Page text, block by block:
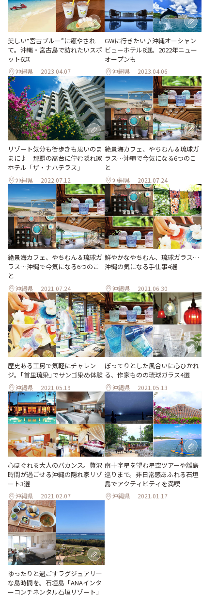
美しい“宮古ブルー”に癒やされ
て。沖縄・宮古島で訪れたいスポ
ット6選
沖縄県 2023.04.07
GWに行きたい♪沖縄オーシャン
ビューホテル8選。2022年ニュー
オープンも
沖縄県 2023.04.06
リゾート気分も街歩きも思いのま
まに♪ 那覇の高台に佇む隠れ家
ホテル「ザ・ナハテラス」
沖縄県 2022.07.12
絶景海カフェ、やちむん＆琉球ガ
ラス…沖縄で今気になる6つのこ
と
沖縄県 2021.07.24
絶景海カフェ、やちむん＆琉球ガ
ラス…沖縄で今気になる6つのこ
と
沖縄県 2021.07.24
鮮やかなやちむん、琉球ガラス…
沖縄の気になる手仕事4選
沖縄県 2021.06.30
歴史ある工房で気軽にチャレン
ジ。｢首里琉染｣でサンゴ染め体験
沖縄県 2021.05.19
ぽってりとした風合いに心ひかれ
る、作家ものの琉球ガラス4選
沖縄県 2021.05.13
心ほぐれる大人のバカンス。贅沢
時間が過ごせる沖縄の隠れ家リゾ
ート3選
沖縄県 2021.02.07
南十字星を望む星空ツアーや離島
巡りまで。非日常感あふれる石垣
島でアクティビティを満喫
沖縄県 2021.01.17
ゆったりと過ごすラグジュアリー
な島時間を。石垣島「ANAインタ
ーコンチネンタル石垣リゾート」